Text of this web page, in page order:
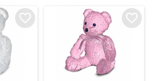
favorite_border favorite_border